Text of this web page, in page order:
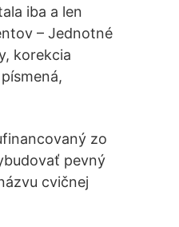
iba a len
– Jednotné
korekcia
zo
pevný
cvičnej